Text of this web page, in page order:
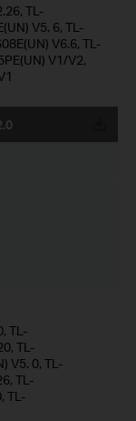
TL-
V5. 6, TL-
V6.6, TL-
V1/V2,
TL-
TL-
V5. 0, TL-
TL-
TL-